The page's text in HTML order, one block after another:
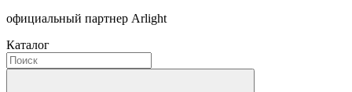
официальный партнер Arlight
Каталог